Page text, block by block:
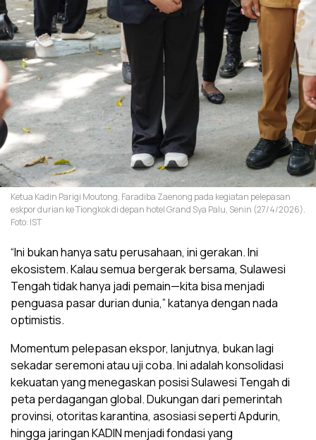
Ketua Kadin Parigi Moutong, Faradiba Zaenong pada kegiatan pelepasan
eskpor durian ke Tiongkok di depan hotel Grand Sya Palu, Senin (27/4/2026).
Foto: IST
“Ini bukan hanya satu perusahaan, ini gerakan. Ini
ekosistem. Kalau semua bergerak bersama, Sulawesi
Tengah tidak hanya jadi pemain—kita bisa menjadi
penguasa pasar durian dunia,” katanya dengan nada
optimistis.
Momentum pelepasan ekspor, lanjutnya, bukan lagi
sekadar seremoni atau uji coba. Ini adalah konsolidasi
kekuatan yang menegaskan posisi Sulawesi Tengah di
peta perdagangan global. Dukungan dari pemerintah
provinsi, otoritas karantina, asosiasi seperti Apdurin,
hingga jaringan KADIN menjadi fondasi yang